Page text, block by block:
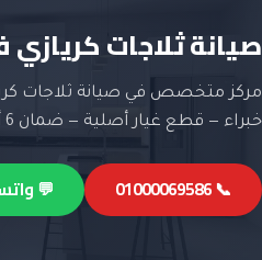
صيانة ثلاجات كريازي
مركز متخصص في صيانة ثلاجات
خبراء — قطع غيار أصلية — ضمان 6 أشهر.
📞 01000069586
💬